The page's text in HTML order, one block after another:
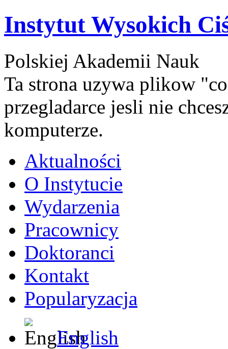
Instytut Wysokich
Polskiej Akademii Nauk
Ta strona uzywa plikow
przegladarce jesli nie
komputerze.
Aktualności
O Instytucie
Wydarzenia
Pracownicy
Doktoranci
Kontakt
Popularyzacja
English